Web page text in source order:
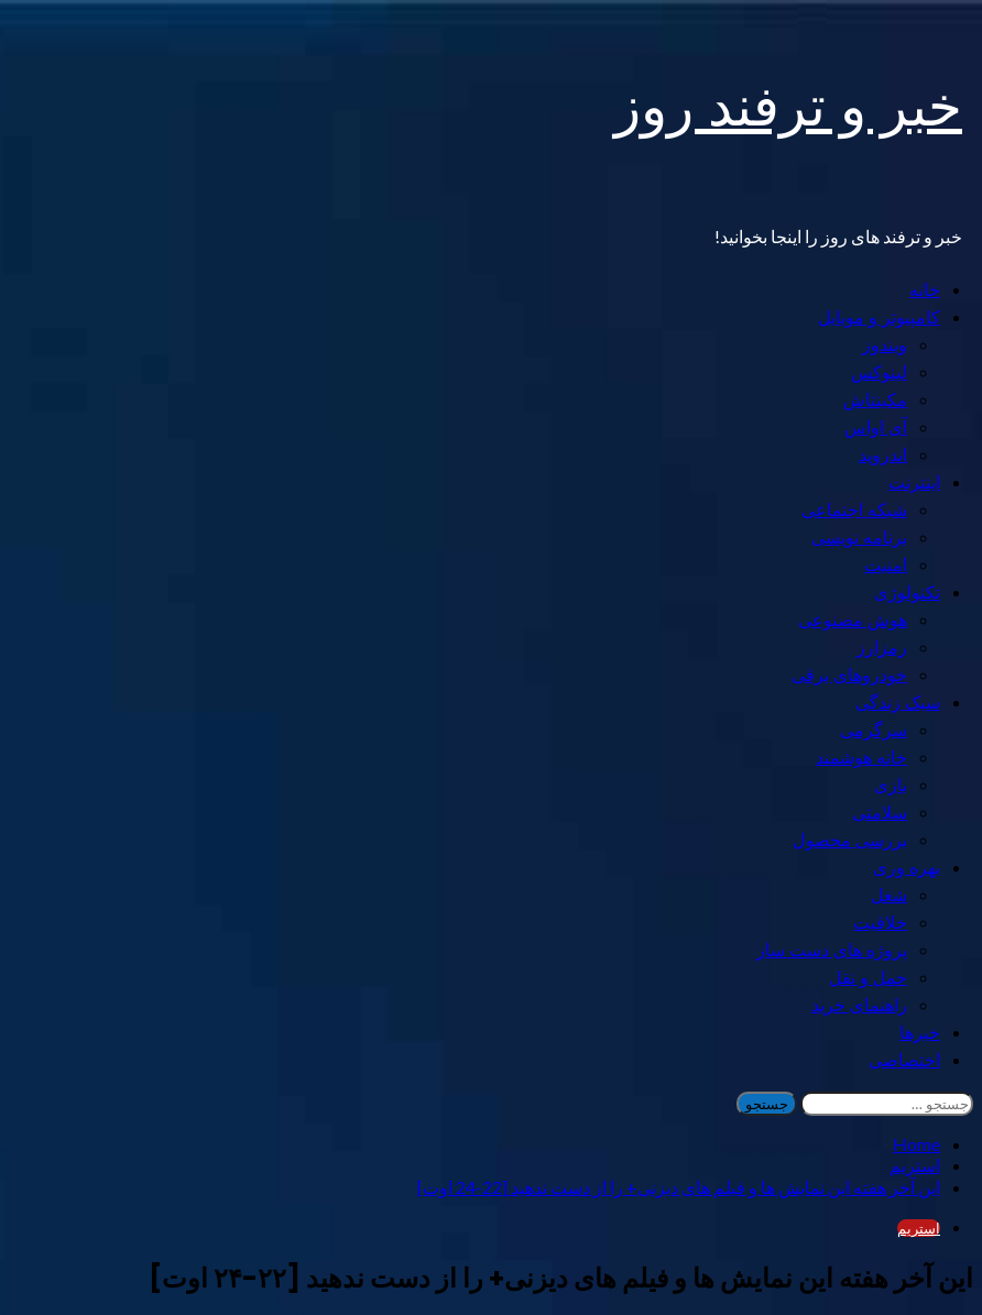
content
خبر و ترفند روز
خبر و ترفند های روز را اینجا بخوانید!
Primary
Menu
خانه
کامپیوتر و موبایل
ویندوز
لینوکس
مکینتاش
آی اواس
اندروید
اینترنت
شبکه اجتماعی
برنامه نویسی
امنیت
تکنولوژی
هوش مصنوعی
رمزارز
خودروهای برقی
سبک زندگی
سرگرمی
خانه هوشمند
بازی
سلامتی
بررسی محصول
بهره وری
شغل
خلاقیت
پروژه های دست ساز
حمل و نقل
راهنمای خرید
خبرها
اختصاصی
جستجو
برای:
Home
استریم
این آخر هفته این نمایش ها و فیلم های دیزنی+ را از دست ندهید [22-24 اوت]
استریم
این آخر هفته این نمایش ها و فیلم های دیزنی+ را از دست ندهید [۲۲-۲۴ اوت]